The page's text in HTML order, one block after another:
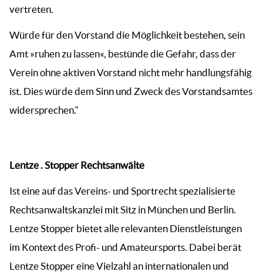
vertreten.
Würde für den Vorstand die Möglichkeit bestehen, sein
Amt »ruhen zu lassen«, bestünde die Gefahr, dass der
Verein ohne aktiven Vorstand nicht mehr handlungsfähig
ist. Dies würde dem Sinn und Zweck des Vorstandsamtes
widersprechen.“
Lentze . Stopper Rechtsanwälte
Ist eine auf das Vereins- und Sportrecht spezialisierte
Rechtsanwaltskanzlei mit Sitz in München und Berlin.
Lentze Stopper bietet alle relevanten Dienstleistungen
im Kontext des Profi- und Amateursports. Dabei berät
Lentze Stopper eine Vielzahl an internationalen und